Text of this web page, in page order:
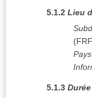
5.1.2 Lieu
(
Pays
5.1.3